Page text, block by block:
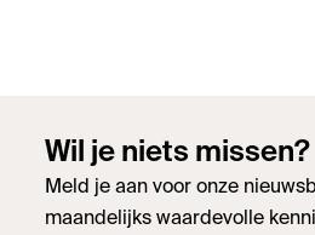
Wil je niets missen?
Meld je aan voor onze
maandelijks waardevolle